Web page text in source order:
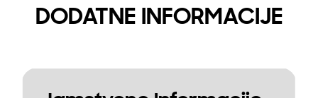
DODATNE INFORMACIJE